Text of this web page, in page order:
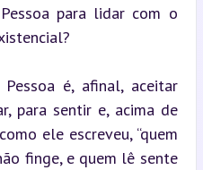
para lidar com o
é, afinal, aceitar
para sentir e, acima de
ele escreveu, “quem
finge, e quem lê sente